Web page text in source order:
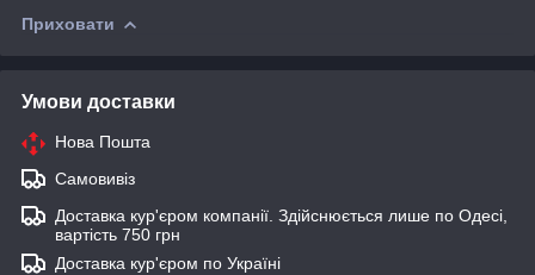
Приховати
Умови доставки
Нова Пошта
Самовивіз
Доставка кур'єром компанії. Здійснюється лише по Одесі,
вартість 750 грн
Доставка кур'єром по Україні